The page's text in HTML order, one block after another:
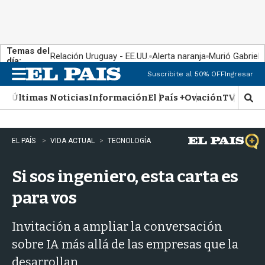
Temas del
día:
Relación Uruguay - EE.UU. Alerta naranja Murió Gabriel
n
u
Suscribite al 50% OFFIngresar
Últimas NoticiasInformaciónEl País +OvaciónTV Show
M
o
s
t
r
EL PAÍS VIDA ACTUAL TECNOLOGÍA
Si sos ingeniero, esta carta es
para vos
Invitación a ampliar la conversación
sobre IA más allá de las empresas que la
desarrollan